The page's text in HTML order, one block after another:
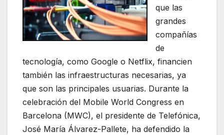
que las
grandes
compañías
de
tecnología, como Google o Netflix, financien
también las infraestructuras necesarias, ya
que son las principales usuarias. Durante la
celebración del Mobile World Congress en
Barcelona (MWC), el presidente de Telefónica,
José María Álvarez-Pallete, ha defendido la